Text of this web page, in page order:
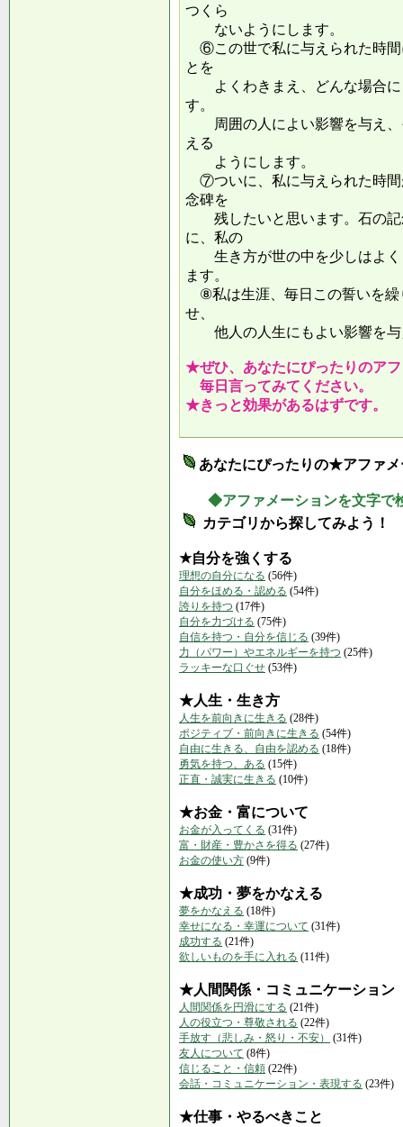
つくら
ないようにします。
⑥この世で私に与えられた時間
とを
よくわきまえ、どんな場合に
す。
周囲の人によい影響を与え、
える
ようにします。
⑦ついに、私に与えられた時間
念碑を
残したいと思います。石の記
に、私の
生き方が世の中を少しはよく
ます。
⑧私は生涯、毎日この誓いを繰
せ、
他人の人生にもよい影響
★ぜひ、あなたにぴったりのア
毎日言ってみてください。
★きっと効果があるはずです。
あなたにぴったりの★アファ
◆アファメーションを文字で
カテゴリから探してみよう！
★自分を強くする
理想の自分になる (56件)
自分をほめる・認める (54件)
誇りを持つ (17件)
自分を力づける (75件)
自信を持つ・自分を信じる (39件)
力（パワー）やエネルギーを持つ (25件)
ラッキーな口ぐせ (53件)
★人生・生き方
人生を前向きに生きる (28件)
ポジティブ・前向きに生きる (54件)
自由に生きる、自由を認める (18件)
勇気を持つ、ある (15件)
正直・誠実に生きる (10件)
★お金・富について
お金が入ってくる (31件)
富・財産・豊かさを得る (27件)
お金の使い方 (9件)
★成功・夢をかなえる
夢をかなえる (18件)
幸せになる・幸運について (31件)
成功する (21件)
欲しいものを手に入れる (11件)
★人間関係・コミュニケーション
人間関係を円滑にする (21件)
人の役立つ・尊敬される (22件)
手放す（悲しみ・怒り・不安）
(31件)
友人について (8件)
信じること・信頼 (22件)
会話・コミュニケーション・表現する (23件)
★仕事・やるべきこと